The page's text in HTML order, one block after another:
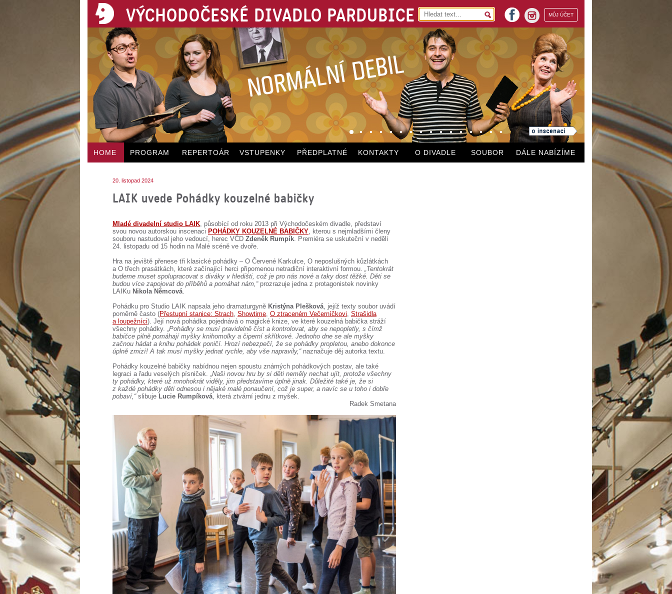
VÝCHODOČESKÉ DIVADLO PARDUBICE MŮJ ÚČET
instagram
facebook
HOME PROGRAM REPERTOÁR VSTUPENKY PŘEDPLATNÉ KONTAKTY O DIVADLE SOUBOR DÁLE NABÍZÍME
20. listopad 2024
LAIK uvede Pohádky kouzelné babičky
Mladé divadelní studio LAIK, působící od roku 2013 při Východočeském divadle, představí
svou novou autorskou inscenaci POHÁDKY KOUZELNÉ BABIČKY, kterou s nejmladšími členy
souboru nastudoval jeho vedoucí, herec VČD Zdeněk Rumpík. Premiéra se uskuteční v neděli
24. listopadu od 15 hodin na Malé scéně ve dvoře.
Hra na jeviště přenese tři klasické pohádky – O Červené Karkulce, O neposlušných kůzlátkách
a O třech prasátkách, které začínající herci připomenou netradiční interaktivní formou. „Tentokrát
budeme muset spolupracovat s diváky v hledišti, což je pro nás nové a taky dost těžké. Děti se
budou více zapojovat do příběhů a pomáhat nám,“prozrazuje jedna z protagonistek novinky
LAIKu Nikola Němcová.
Pohádku pro Studio LAIK napsala jeho dramaturgyně Kristýna Plešková, jejíž texty soubor uvádí
poměrně často (Přestupní stanice: Strach, Showtime, O ztraceném Večerníčkovi, Strašidla
a loupežníci). Její nová pohádka pojednává o magické knize, ve které kouzelná babička stráží
všechny pohádky. „Pohádky se musí pravidelně číst a kontrolovat, aby se nepopletly, s čímž
babičce pilně pomáhají myšky knihomolky a čiperní skřítkové. Jednoho dne se ale myšky
začnou hádat a knihu pohádek poničí. Hrozí nebezpečí, že se pohádky propletou, anebo dokonce
úplně zmizí! A tak musí myšky jednat rychle, aby vše napravily,“ naznačuje děj autorka textu.
Pohádky kouzelné babičky nabídnou nejen spoustu známých pohádkových postav, ale také
legraci a řadu veselých písniček. „Naši novou hru by si děti neměly nechat ujít, protože všechny
ty pohádky, které už mnohokrát viděly, jim představíme úplně jinak. Důležité také je, že si
z každé pohádky děti odnesou i nějaké malé ponaučení, což je super, a navíc se u toho i dobře
pobaví,“slibuje Lucie Rumpíková, která ztvární jednu z myšek.
Radek Smetana